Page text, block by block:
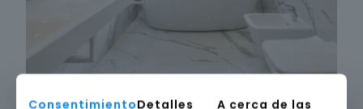
ConsentimientoDetalles
A cerca de las